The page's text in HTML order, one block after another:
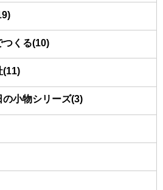
つくる(10)
(11)
小物シリーズ(3)